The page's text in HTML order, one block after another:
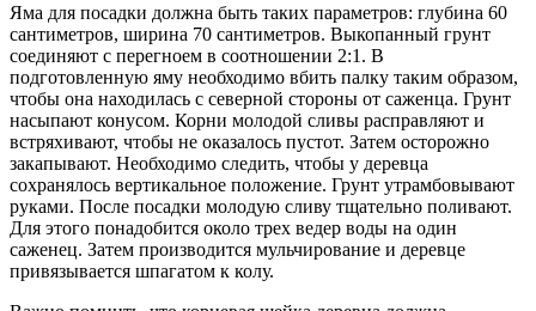
Яма для посадки должна быть таких параметров: глубина 60
сантиметров, ширина 70 сантиметров. Выкопанный грунт
соединяют с перегноем в соотношении 2:1. В
подготовленную яму необходимо вбить палку таким образом,
чтобы она находилась с северной стороны от саженца. Грунт
насыпают конусом. Корни молодой сливы расправляют и
встряхивают, чтобы не оказалось пустот. Затем осторожно
закапывают. Необходимо следить, чтобы у деревца
сохранялось вертикальное положение. Грунт утрамбовывают
руками. После посадки молодую сливу тщательно поливают.
Для этого понадобится около трех ведер воды на один
саженец. Затем производится мульчирование и деревце
привязывается шпагатом к колу.